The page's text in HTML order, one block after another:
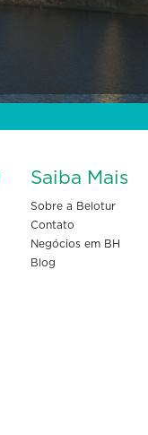
Saiba Mais
Sobre a Belotur
Contato
Negócios em BH
Blog